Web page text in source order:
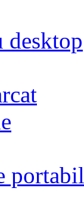
desktop